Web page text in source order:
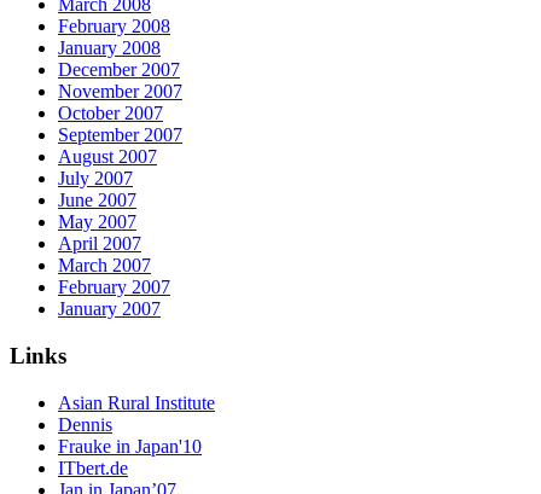
March 2008
February 2008
January 2008
December 2007
November 2007
October 2007
September 2007
August 2007
July 2007
June 2007
May 2007
April 2007
March 2007
February 2007
January 2007
Links
Asian Rural Institute
Dennis
Frauke in Japan'10
ITbert.de
Jan in Japan’07